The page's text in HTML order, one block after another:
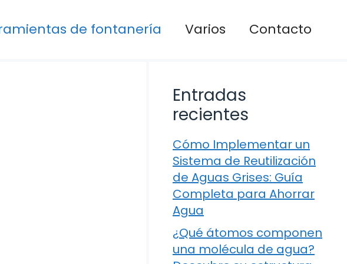
de fontanería Varios Contacto
Entradas
recientes
Cómo Implementar un
Sistema de Reutilización
de Aguas Grises: Guía
Completa para Ahorrar
Agua
¿Qué átomos componen
una molécula de agua?